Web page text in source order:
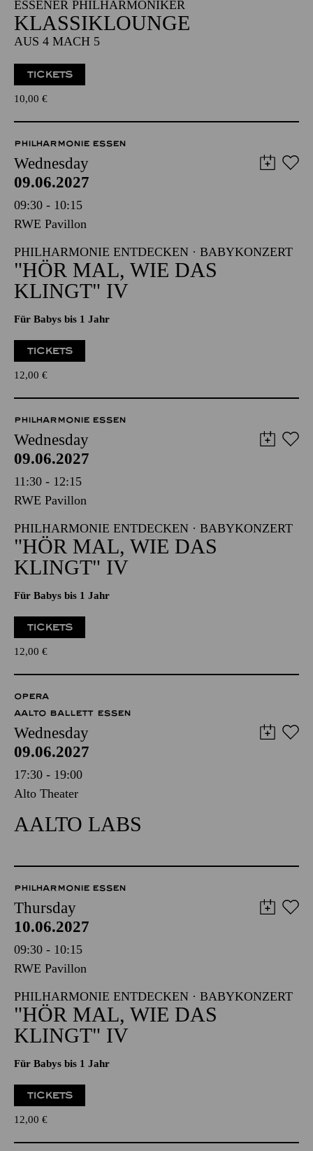
SSENER PHILHARMONIKER
KLASSIKLOUNGE
AUS 4 MACH 5
TICKETS
10,00 €
PHILHARMONIE ESSEN
Wednesday
09.06.2027
09:30 - 10:15
RWE Pavillon
PHILHARMONIE ENTDECKEN · BABYKONZERT
"HÖR MAL, WIE DAS
KLINGT" IV
Für Babys bis 1 Jahr
TICKETS
12,00 €
PHILHARMONIE ESSEN
Wednesday
09.06.2027
11:30 - 12:15
RWE Pavillon
PHILHARMONIE ENTDECKEN · BABYKONZERT
"HÖR MAL, WIE DAS
KLINGT" IV
Für Babys bis 1 Jahr
TICKETS
12,00 €
OPERA
AALTO BALLETT ESSEN
Wednesday
09.06.2027
17:30 - 19:00
Alto Theater
AALTO LABS
PHILHARMONIE ESSEN
Thursday
10.06.2027
09:30 - 10:15
RWE Pavillon
PHILHARMONIE ENTDECKEN · BABYKONZERT
"HÖR MAL, WIE DAS
KLINGT" IV
Für Babys bis 1 Jahr
TICKETS
12,00 €